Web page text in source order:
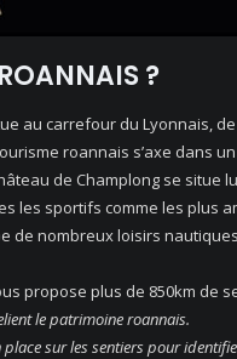
?
au carrefour du Lyonnais,
roannais s’axe dans
de Champlong se situe
les sportifs comme les plus
de nombreux loisirs
propose plus de 850km de
le patrimoine roannais.
sur les sentiers pour